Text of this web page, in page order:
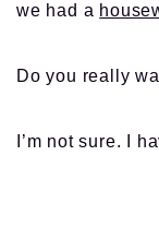
we had a
Do you really
I’m not sure. I